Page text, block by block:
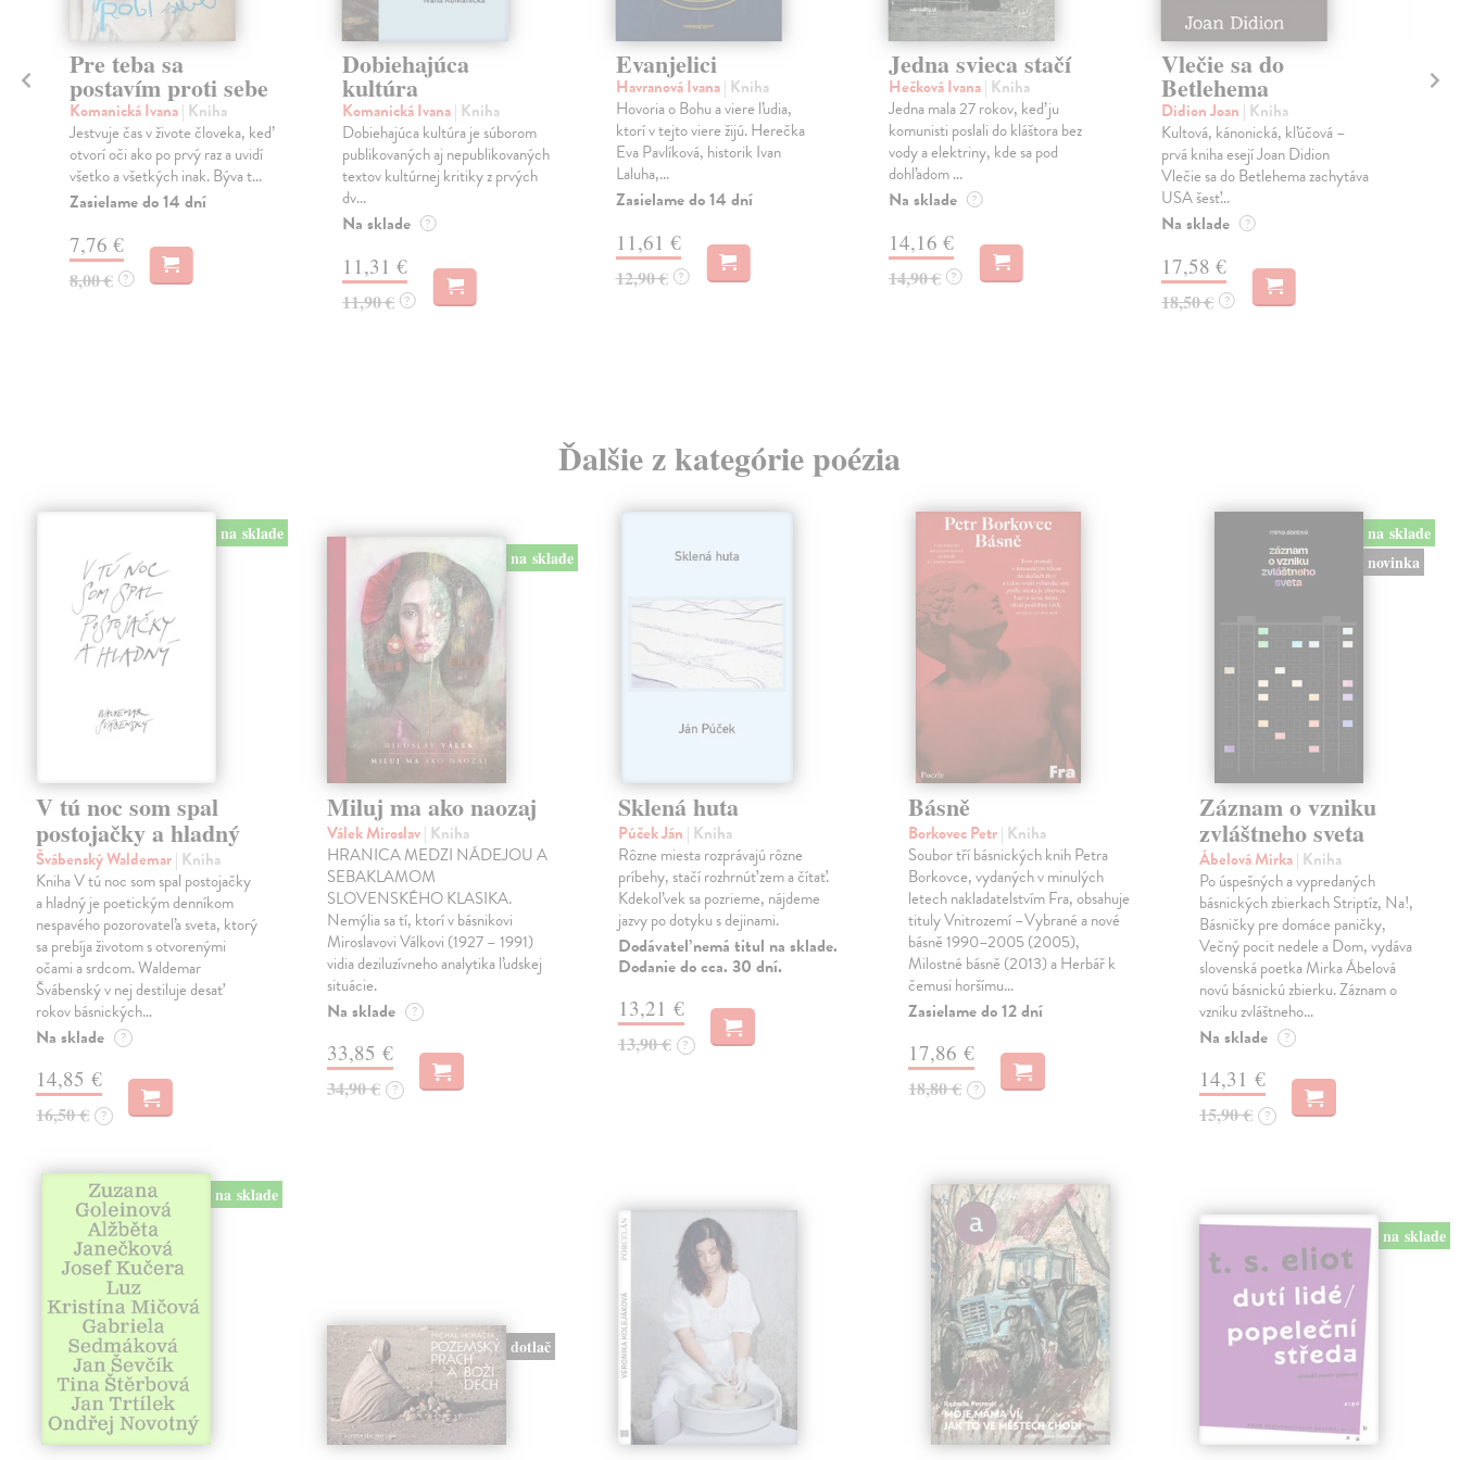
Pre teba sa
postavím proti sebe
Komanická Ivana| Kniha
Jestvuje čas v živote človeka, keď
otvorí oči ako po prvý raz a uvidí
všetko a všetkých inak. Býva t...
Zasielame do 14 dní
7,76 €
8,00 € ?
Dobiehajúca
kultúra
Komanická Ivana| Kniha
Dobiehajúca kultúra je súborom
publikovaných aj nepublikovaných
textov kultúrnej kritiky z prvých
dv...
Na sklade ?
11,31 €
11,90 € ?
Evanjelici
Havranová Ivana| Kniha
Hovoria o Bohu a viere ľudia,
ktorí v tejto viere žijú. Herečka
Eva Pavlíková, historik Ivan
Laluha,...
Zasielame do 14 dní
11,61 €
12,90 € ?
Jedna svieca stačí
Hečková Ivana| Kniha
Jedna mala 27 rokov, keď ju
komunisti poslali do kláštora bez
vody a elektriny, kde sa pod
dohľadom ...
Na sklade ?
14,16 €
14,90 € ?
Vlečie sa do
Betlehema
Didion Joan | Kniha
Kultová, kánonická, kľúčová –
prvá kniha esejí Joan Didion
Vlečie sa do Betlehema zachytáva
USA šesť...
Na sklade ?
17,58 €
18,50 € ?
Ďalšie z kategórie poézia
na sklade
V tú noc som spal
postojačky a hladný
Švábenský Waldemar| Kniha
Kniha V tú noc som spal postojačky
a hladný je poetickým denníkom
nespavého pozorovateľa sveta, ktorý
sa prebíja životom s otvorenými
očami a srdcom. Waldemar
Švábenský v nej destiluje desať
rokov básnických…
Na sklade ?
14,85 €
16,50 € ?
na sklade
Miluj ma ako naozaj
Válek Miroslav| Kniha
HRANICA MEDZI NÁDEJOU A
SEBAKLAMOM
SLOVENSKÉHO KLASIKA.
Nemýlia sa tí, ktorí v básnikovi
Miroslavovi Válkovi (1927 – 1991)
vidia deziluzívneho analytika ľudskej
situácie.
Na sklade ?
33,85 €
34,90 € ?
Sklená huta
Púček Ján | Kniha
Rôzne miesta rozprávajú rôzne
príbehy, stačí rozhrnúť zem a čítať.
Kdekoľvek sa pozrieme, nájdeme
jazvy po dotyku s dejinami.
Dodávateľ nemá titul na sklade.
Dodanie do cca. 30 dní.
13,21 €
13,90 € ?
Básně
Borkovec Petr| Kniha
Soubor tří básnických knih Petra
Borkovce, vydaných v minulých
letech nakladatelstvím Fra, obsahuje
tituly Vnitrozemí –Vybrané a nové
básně 1990–2005 (2005),
Milostné básně (2013) a Herbář k
čemusi horšímu…
Zasielame do 12 dní
17,86 €
18,80 € ?
na sklade
novinka
Záznam o vzniku
zvláštneho sveta
Ábelová Mirka| Kniha
Po úspešných a vypredaných
básnických zbierkach Striptíz, Na!,
Básničky pre domáce paničky,
Večný pocit nedele a Dom, vydáva
slovenská poetka Mirka Ábelová
novú básnickú zbierku. Záznam o
vzniku zvláštneho…
Na sklade ?
14,31 €
15,90 € ?
na sklade
dotlač
na sklade